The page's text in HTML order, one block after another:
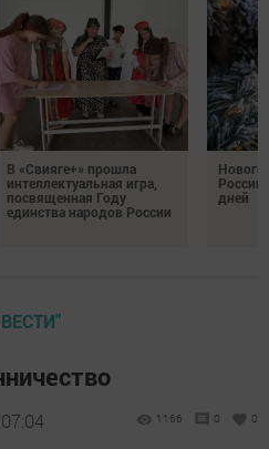
В «Свияге+» прошла
интеллектуальная игра,
посвященная Году
единства народов России
России
дней
1166 0 0